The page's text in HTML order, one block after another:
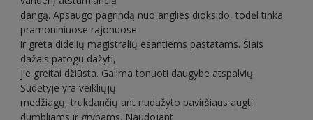
dangą. Apsaugo pagrindą nuo anglies dioksido, todėl tinka
pramoniniuose rajonuose
ir greta didelių magistralių esantiems pastatams. Šiais
dažais patogu dažyti,
jie greitai džiūsta. Galima tonuoti daugybe atspalvių.
Sudėtyje yra veikliųjų
medžiagų, trukdančių ant nudažyto paviršiaus augti
dumbliams ir grybams. Naudojant